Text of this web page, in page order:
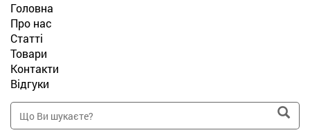
Головна
Про нас
Статті
Товари
Контакти
Відгуки